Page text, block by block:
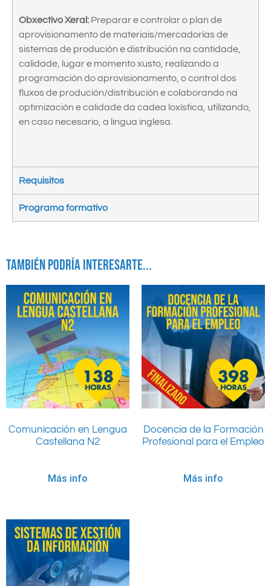
Obxectivo Xeral: Preparar e controlar o plan de
aprovisionamento de materiais/mercadorías de
sistemas de produción e distribución na cantidade,
calidade, lugar e momento xusto, realizando a
programación do aprovisionamento, o control dos
fluxos de produción/distribución e colaborando na
optimización e calidade da cadea loxística, utilizando,
en caso necesario, a lingua inglesa.
Requisitos
Programa formativo
También podría interesarte...
Comunicación en Lengua
Castellana N2
Más info
Docencia de la Formación
Profesional para el Empleo
Más info